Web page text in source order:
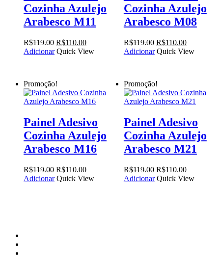
Cozinha Azulejo
Arabesco M11
R$119.00 O
preço
R$110.00O
preço
Adicionar Quick View
Cozinha Azulejo
Arabesco M08
R$119.00 O
preço
R$110.00O
preço
Adicionar Quick View
Promoção!
Painel Adesivo
Cozinha Azulejo
Arabesco M16
R$119.00 O
preço
R$110.00O
preço
Adicionar Quick View
Promoção!
Painel Adesivo
Cozinha Azulejo
Arabesco M21
R$119.00 O
preço
R$110.00O
preço
Adicionar Quick View